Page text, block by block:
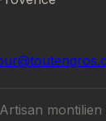
montilien